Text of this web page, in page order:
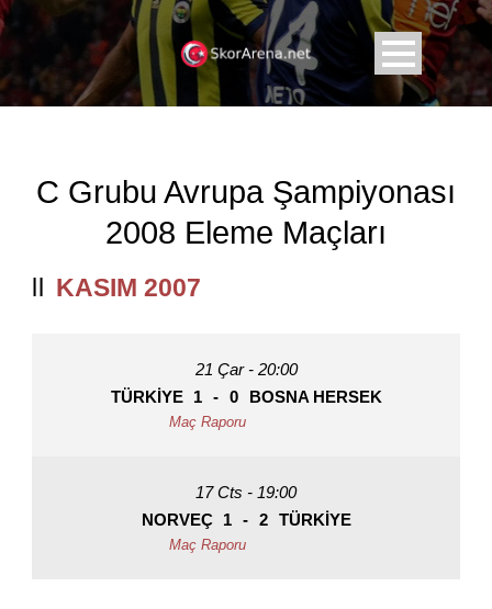
C Grubu Avrupa Şampiyonası
2008 Eleme Maçları
KASIM 2007
21 Çar - 20:00
TÜRKIYE
1 - 0 BOSNA HERSEK
17 Cts - 19:00
NORVEÇ
1 - 2 TÜRKIYE